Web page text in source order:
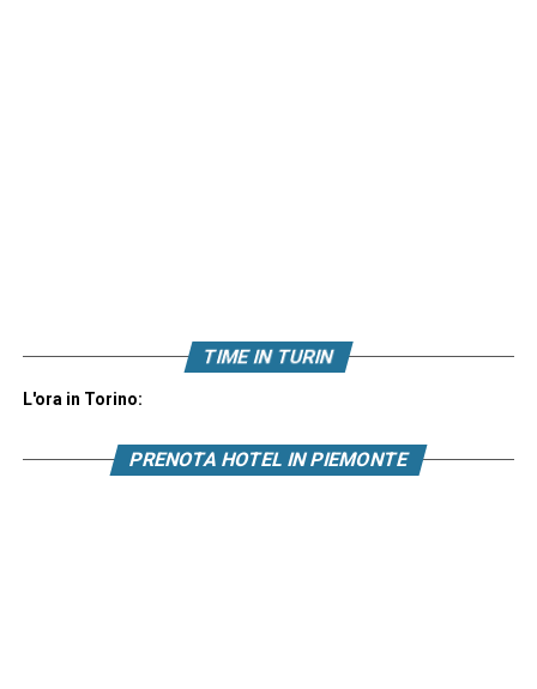
TIME IN TURIN
L'ora in Torino:
PRENOTA HOTEL IN PIEMONTE